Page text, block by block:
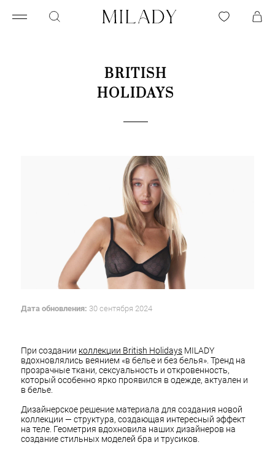
BRITISH
HOLIDAYS
Дата обновления: 30 сентября 2024
При создании коллекции British Holidays MILADY
вдохновлялись веянием «в белье и без белья». Тренд на
прозрачные ткани, сексуальность и откровенность,
который особенно ярко проявился в одежде, актуален и
в белье.
Дизайнерское решение материала для создания новой
коллекции — структура, создающая интересный эффект
на теле. Геометрия вдохновила наших дизайнеров на
создание стильных моделей бра и трусиков.